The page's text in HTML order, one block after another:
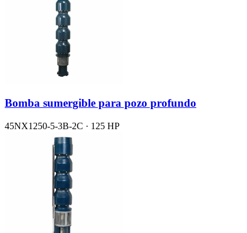
Bomba sumergible para pozo profundo
45NX1250-5-3B-2C · 125 HP